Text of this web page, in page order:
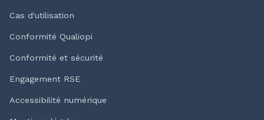
Cas d'utilisation
Conformité Qualiopi
Conformité et sécurité
Engagement RSE
Accessibilité numérique